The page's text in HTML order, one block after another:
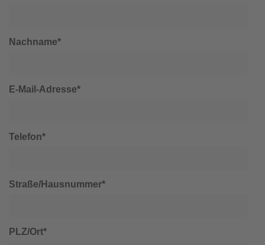
Nachname*
E-Mail-Adresse*
Telefon*
Straße/Hausnummer*
PLZ/Ort*